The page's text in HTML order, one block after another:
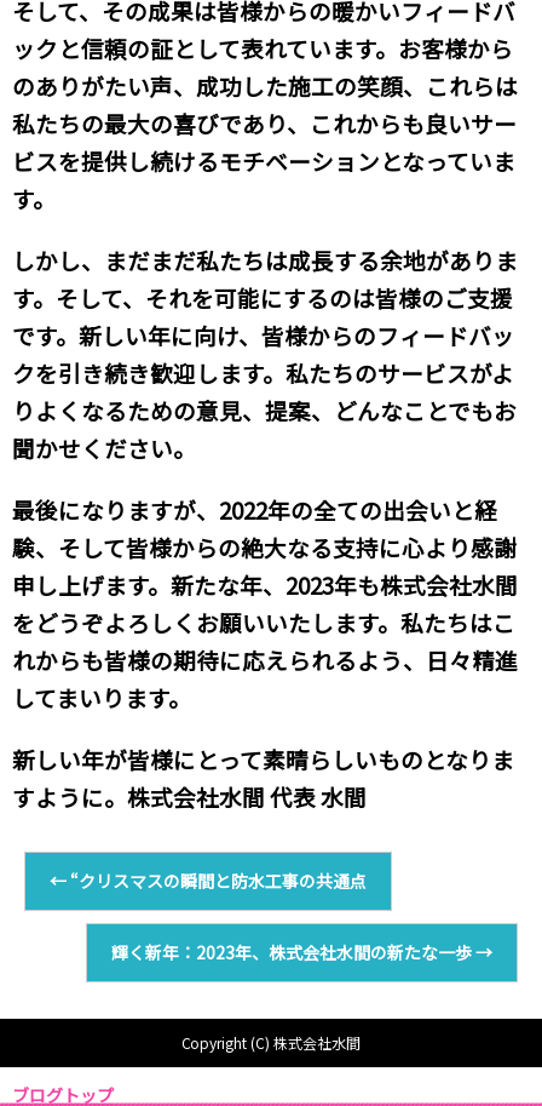
そして、その成果は皆様からの暖かいフィードバ
ックと信頼の証として表れています。お客様から
のありがたい声、成功した施工の笑顔、これらは
私たちの最大の喜びであり、これからも良いサー
ビスを提供し続けるモチベーションとなっていま
す。
しかし、まだまだ私たちは成長する余地がありま
す。そして、それを可能にするのは皆様のご支援
です。新しい年に向け、皆様からのフィードバッ
クを引き続き歓迎します。私たちのサービスがよ
りよくなるための意見、提案、どんなことでもお
聞かせください。
最後になりますが、2022年の全ての出会いと経
験、そして皆様からの絶大なる支持に心より感謝
申し上げます。新たな年、2023年も株式会社水間
をどうぞよろしくお願いいたします。私たちはこ
れからも皆様の期待に応えられるよう、日々精進
してまいります。
新しい年が皆様にとって素晴らしいものとなりま
すように。株式会社水間 代表 水間
← “クリスマスの瞬間と防水工事の共通点
輝く新年：2023年、株式会社水間の新たな一歩→
Copyright (C) 株式会社水間
ブログトップ